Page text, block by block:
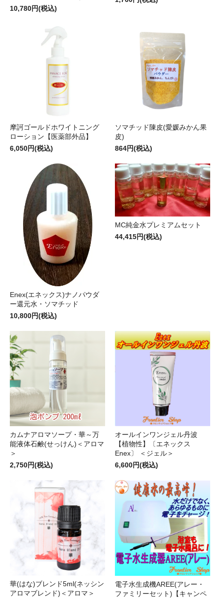
10,780円(税込)
摩訶ゴールドホワイトニング
ローション【医薬部外品】
6,050円(税込)
ソマチッド陳皮(愛媛みかん果
皮)
864円(税込)
Enex(エネックス)ナノパウダ
ー還元水・ソマチッド
10,800円(税込)
MC純金水プレミアムセット
44,415円(税込)
カムナアロマソープ・華～万
能液体石鹸(せっけん)＜アロマ
＞
2,750円(税込)
オールインワンジェル丹波
【植物性】〔エネックス
Enex〕 ＜ジェル＞
6,600円(税込)
華(はな)ブレンド5ml(ネッシン
アロマブレンド)＜アロマ＞
電子水生成機AREE(アレー・
ファミリーセット)【キャンペ